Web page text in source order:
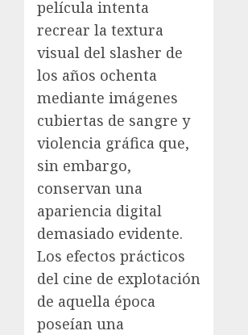
película intenta
recrear la textura
visual del slasher de
los años ochenta
mediante imágenes
cubiertas de sangre y
violencia gráfica que,
sin embargo,
conservan una
apariencia digital
demasiado evidente.
Los efectos prácticos
del cine de explotación
de aquella época
poseían una